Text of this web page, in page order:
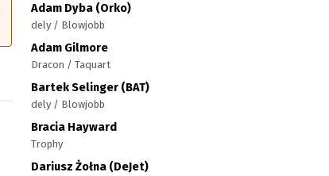
Adam Dyba (Orko)
dely / Blowjobb
Adam Gilmore
Dracon / Taquart
Bartek Selinger (BAT)
dely / Blowjobb
Bracia Hayward
Trophy
Dariusz Żołna (DeJet)